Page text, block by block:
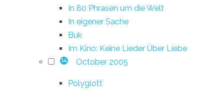
In 80 Phrasen um die Welt
In eigener Sache
Buk
Im Kino: Keine Lieder Über Liebe
14 October 2005
Polyglott